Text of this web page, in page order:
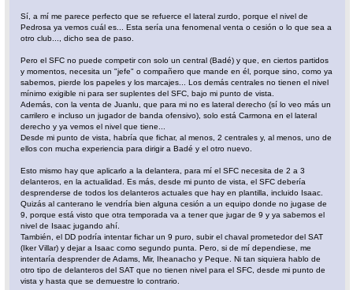
Sí, a mí me parece perfecto que se refuerce el lateral zurdo, porque el nivel de
Pedrosa ya vemos cuál es... Esta sería una fenomenal venta o cesión o lo que sea a
otro club..., dicho sea de paso.
Pero el SFC no puede competir con solo un central (Badé) y que, en ciertos partidos
y momentos, necesita un "jefe" o compañero que mande en él, porque sino, como ya
sabemos, pierde los papeles y los marcajes... Los demás centrales no tienen el nivel
mínimo exigible ni para ser suplentes del SFC, bajo mi punto de vista.
Además, con la venta de Juanlu, que para mi no es lateral derecho (sí lo veo más un
carrilero e incluso un jugador de banda ofensivo), solo está Carmona en el lateral
derecho y ya vemos el nivel que tiene...
Desde mi punto de vista, habría que fichar, al menos, 2 centrales y, al menos, uno de
ellos con mucha experiencia para dirigir a Badé y el otro nuevo.
Esto mismo hay que aplicarlo a la delantera, para mí el SFC necesita de 2 a 3
delanteros, en la actualidad. Es más, desde mi punto de vista, el SFC debería
desprenderse de todos los delanteros actuales que hay en plantilla, incluido Isaac.
Quizás al canterano le vendría bien alguna cesión a un equipo donde no jugase de
9, porque está visto que otra temporada va a tener que jugar de 9 y ya sabemos el
nivel de Isaac jugando ahí.
También, el DD podría intentar fichar un 9 puro, subir el chaval prometedor del SAT
(Iker Villar) y dejar a Isaac como segundo punta. Pero, si de mí dependiese, me
intentaría desprender de Adams, Mir, Iheanacho y Peque. Ni tan siquiera hablo de
otro tipo de delanteros del SAT que no tienen nivel para el SFC, desde mi punto de
vista y hasta que se demuestre lo contrario.